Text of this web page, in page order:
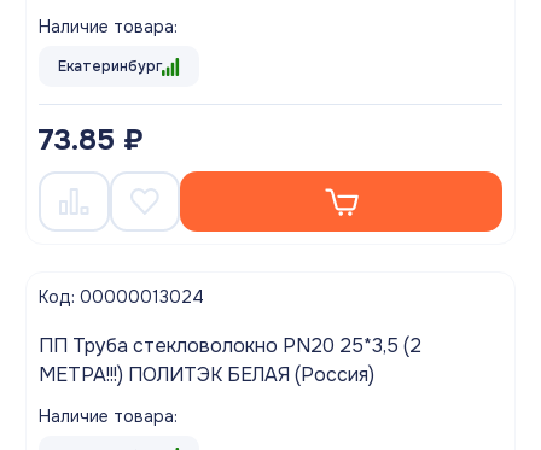
Наличие товара:
Екатеринбург
73.85 ₽
Код: 00000013024
ПП Труба стекловолокно PN20 25*3,5 (2
МЕТРА!!!) ПОЛИТЭК БЕЛАЯ (Россия)
Наличие товара: